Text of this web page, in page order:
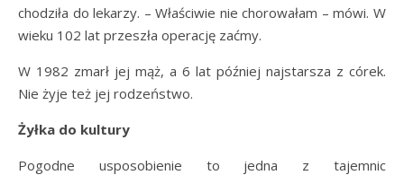
chodziła do lekarzy. – Właściwie nie chorowałam – mówi. W
wieku 102 lat przeszła operację zaćmy.
W 1982 zmarł jej mąż, a 6 lat później najstarsza z córek.
Nie żyje też jej rodzeństwo.
Żyłka do kultury
Pogodne usposobienie to jedna z tajemnic